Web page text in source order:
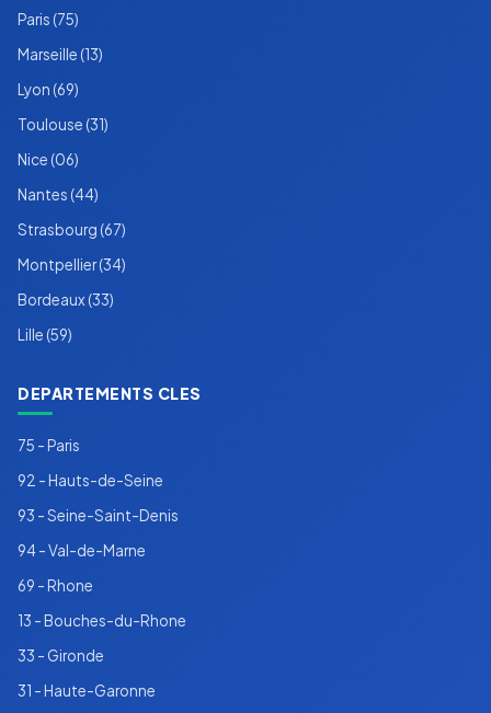
Paris (75)
Marseille (13)
Lyon (69)
Toulouse (31)
Nice (06)
Nantes (44)
Strasbourg (67)
Montpellier (34)
Bordeaux (33)
Lille (59)
DEPARTEMENTS CLES
75 - Paris
92 - Hauts-de-Seine
93 - Seine-Saint-Denis
94 - Val-de-Marne
69 - Rhone
13 - Bouches-du-Rhone
33 - Gironde
31 - Haute-Garonne